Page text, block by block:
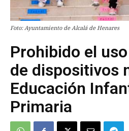
Foto: Ayuntamiento de Alcalá de Henares
Prohibido el
de dispositivos
Educación
Primaria